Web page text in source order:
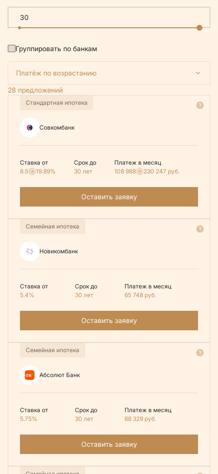
Группировать по банкам
Платёж по возрастанию
28 предложений
Стандартная ипотека
Совкомбанк
Ставка от
8.5
19.89%
Срок до
30 лет
Платеж в месяц
108 988
230 247 руб.
Оставить заявку
Семейная ипотека
Новикомбанк
Ставка от
5.4%
Срок до
30 лет
Платеж в месяц
65 748 руб.
Оставить заявку
Семейная ипотека
Абсолют Банк
Ставка от
5.75%
Срок до
30 лет
Платеж в месяц
68 329 руб.
Оставить заявку